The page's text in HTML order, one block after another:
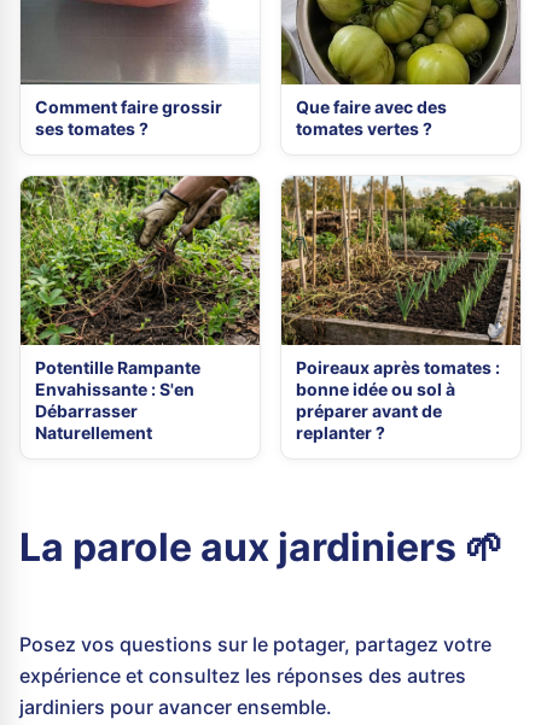
Comment faire grossir
ses tomates ?
Que faire avec des
tomates vertes ?
Potentille Rampante
Envahissante : S'en
Débarrasser
Naturellement
Poireaux après tomates :
bonne idée ou sol à
préparer avant de
replanter ?
La parole aux jardiniers 🌱
Posez vos questions sur le potager, partagez votre
expérience et consultez les réponses des autres
jardiniers pour avancer ensemble.